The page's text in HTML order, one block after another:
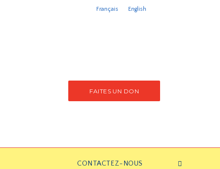
English
Français
FAITES UN DON
CONTACTEZ-NOUS